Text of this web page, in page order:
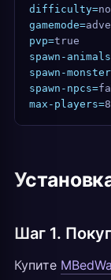
difficulty=
gamemode=
pvp=true
spawn-
spawn-
spawn-npcs=
max-players=
Шаг 1.
Купите